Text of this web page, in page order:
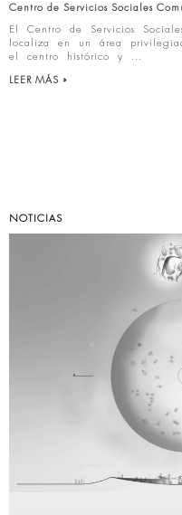
Centro de Servicios Sociales
El Centro de Servicios
localiza en un área
el centro histórico y
LEER MÁS »
NOTICIAS